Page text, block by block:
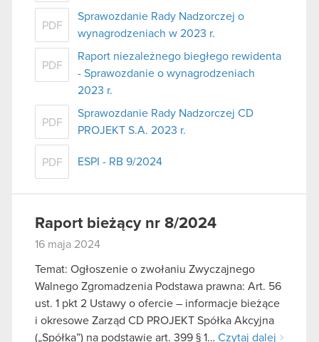
PDF
Sprawozdanie Rady Nadzorczej o
wynagrodzeniach w 2023 r.
PDF
Raport niezależnego biegłego rewidenta
- Sprawozdanie o wynagrodzeniach
2023 r.
PDF
Sprawozdanie Rady Nadzorczej CD
PROJEKT S.A. 2023 r.
PDF ESPI - RB 9/2024
Raport bieżący nr 8/2024
16 maja 2024
Temat: Ogłoszenie o zwołaniu Zwyczajnego
Walnego Zgromadzenia Podstawa prawna: Art. 56
ust. 1 pkt 2 Ustawy o ofercie – informacje bieżące
i okresowe Zarząd CD PROJEKT Spółka Akcyjna
(„Spółka”) na podstawie art. 399 § 1… Czytaj dalej